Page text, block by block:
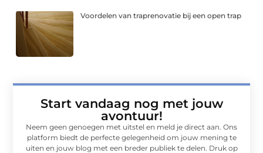
Voordelen van traprenovatie bij een open trap
Start vandaag nog met jouw
avontuur!
Neem geen genoegen met uitstel en meld je direct aan. Ons
platform biedt de perfecte gelegenheid om jouw mening te
uiten en jouw blog met een breder publiek te delen. Druk op